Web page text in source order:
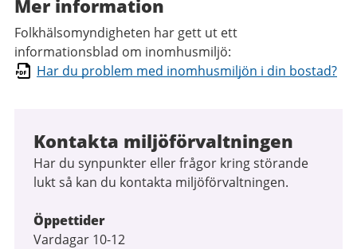
Mer information
Folkhälsomyndigheten har gett ut ett
informationsblad om inomhusmiljö:
Har du problem med inomhusmiljön i din bostad?
Kontakta miljöförvaltningen
Har du synpunkter eller frågor kring störande
lukt så kan du kontakta miljöförvaltningen.
Öppettider
Vardagar 10-12